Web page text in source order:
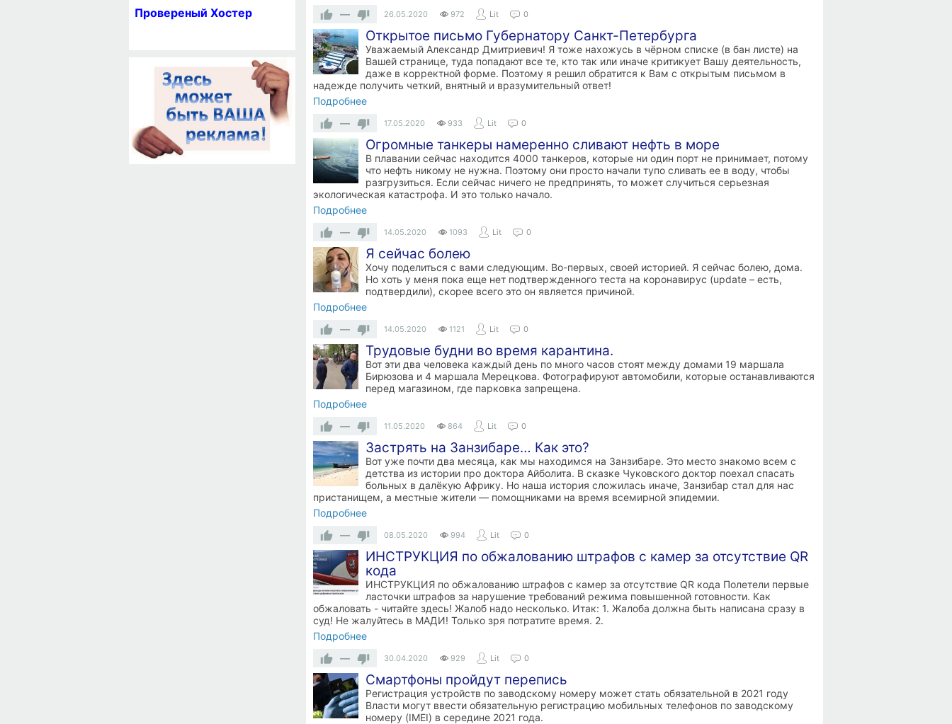
—
26.05.2020 972 Lit 0
Открытое письмо Губернатору Санкт-Петербурга
Уважаемый Александр Дмитриевич! Я тоже нахожусь в чёрном списке (в бан листе) на
Вашей странице, туда попадают все те, кто так или иначе критикует Вашу деятельность,
даже в корректной форме. Поэтому я решил обратится к Вам с открытым письмом в
надежде получить четкий, внятный и вразумительный ответ!
Подробнее
—
17.05.2020 933 Lit 0
Огромные танкеры намеренно сливают нефть в море
В плавании сейчас находится 4000 танкеров, которые ни один порт не принимает, потому
что нефть никому не нужна. Поэтому они просто начали тупо сливать ее в воду, чтобы
разгрузиться. Если сейчас ничего не предпринять, то может случиться серьезная
экологическая катастрофа. И это только начало.
Подробнее
—
14.05.2020 1093 Lit 0
Я сейчас болею
Хочу поделиться с вами следующим. Во-первых, своей историей. Я сейчас болею, дома.
Но хоть у меня пока еще нет подтвержденного теста на коронавирус (update – есть,
подтвердили), скорее всего это он является причиной.
Подробнее
—
14.05.2020 1121 Lit 0
Трудовые будни во время карантина.
Вот эти два человека каждый день по много часов стоят между домами 19 маршала
Бирюзова и 4 маршала Мерецкова. Фотографируют автомобили, которые останавливаются
перед магазином, где парковка запрещена.
Подробнее
—
11.05.2020 864 Lit 0
Застрять на Занзибаре… Как это?
Вот уже почти два месяца, как мы находимся на Занзибаре. Это место знакомо всем с
детства из истории про доктора Айболита. В сказке Чуковского доктор поехал спасать
больных в далёкую Африку. Но наша история сложилась иначе, Занзибар стал для нас
пристанищем, а местные жители — помощниками на время всемирной эпидемии.
Подробнее
—
08.05.2020 994 Lit 0
ИНСТРУКЦИЯ по обжалованию штрафов с камер за отсутствие QR
кода
ИНСТРУКЦИЯ по обжалованию штрафов с камер за отсутствие QR кода Полетели первые
ласточки штрафов за нарушение требований режима повышенной готовности. Как
обжаловать - читайте здесь! Жалоб надо несколько. Итак: 1. Жалоба должна быть написана сразу в
суд! Не жалуйтесь в МАДИ! Только зря потратите время. 2.
Подробнее
—
30.04.2020 929 Lit 0
Смартфоны пройдут перепись
Регистрация устройств по заводскому номеру может стать обязательной в 2021 году
Власти могут ввести обязательную регистрацию мобильных телефонов по заводскому
номеру (IMEI) в середине 2021 года.
Провереный Хостер